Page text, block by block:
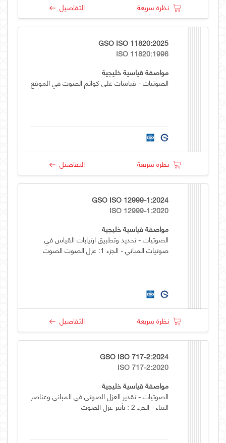
نظرة سريعة التفاصيل
GSO ISO 11820:2025
ISO 11820:1996
مواصفة قياسية خليجية
الصوتيات - قياسات على كواتم الصوت في الموقع
نظرة سريعة التفاصيل
GSO ISO 12999-1:2024
ISO 12999-1:2020
مواصفة قياسية خليجية
الصوتيات - تحديد وتطبيق ارتيابات القياس في
صوتيات المباني - الجزء 1: عزل الصوت الصوت
نظرة سريعة التفاصيل
GSO ISO 717-2:2024
ISO 717-2:2020
مواصفة قياسية خليجية
الصوتيات - تقدير العزل الصوتي في المباني وعناصر
البناء - الجزء 2 : تأثير عزل الصوت